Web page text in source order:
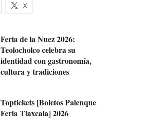
X
Feria de la Nuez 2026:
Teolocholco celebra su
identidad con gastronomía,
cultura y tradiciones
Toptickets [Boletos Palenque
Feria Tlaxcala] 2026